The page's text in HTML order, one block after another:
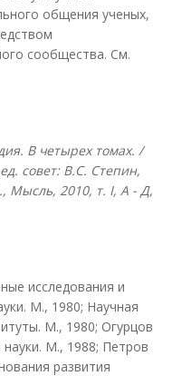
общения ученых,
сообщества. См.
В четырех томах. /
совет: В.С. Степин,
Мысль, 2010, т. I, А - Д,
исследования и
М., 1980; Научная
М., 1980; Огурцов
науки. М., 1988; Петров
развития